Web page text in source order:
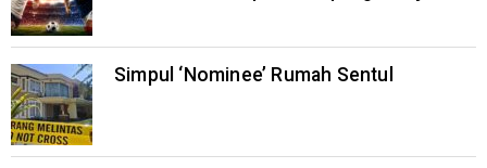
Simpul ‘Nominee’ Rumah Sentul